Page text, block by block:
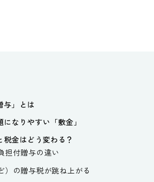
与」とは
なりやすい「敷金」
金はどう変わる？
担付贈与の違い
）の贈与税が跳ね上がる